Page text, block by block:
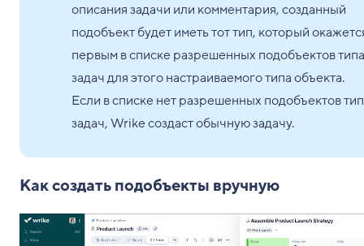
описания задачи или комментария, созданный
подобъект будет иметь тот тип, который
первым в списке разрешенных подобъектов типа
задач для этого настраиваемого типа объекта.
Если в списке нет разрешенных подобъектов
задач, Wrike создаст обычную задачу.
Как создать подобъекты вручную